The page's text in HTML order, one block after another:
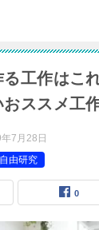
る工作はこ
ススメ工
7月28日
自由研究
0